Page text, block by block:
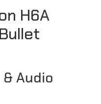
H6A
Audio